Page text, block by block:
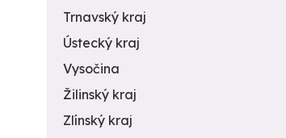
Trnavský kraj
Ústecký kraj
Vysočina
Žilinský kraj
Zlínský kraj